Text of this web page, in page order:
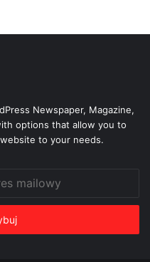
Newspaper, Magazine,
options that allow you to
to your needs.